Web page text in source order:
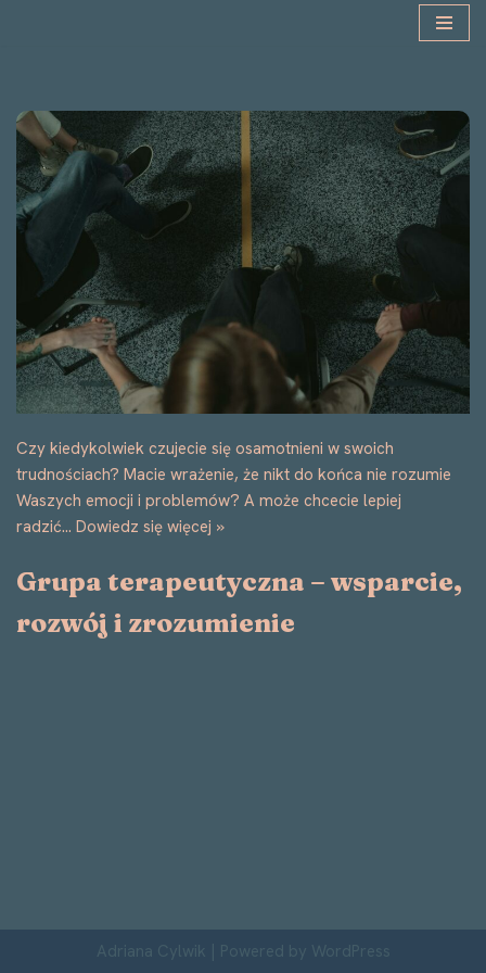
treści
Czy kiedykolwiek czujecie się osamotnieni w swoich
trudnościach? Macie wrażenie, że nikt do końca nie rozumie
Waszych emocji i problemów? A może chcecie lepiej
radzić… Dowiedz się więcej »
Grupa terapeutyczna – wsparcie,
rozwój i zrozumienie
Adriana Cylwik | Powered by WordPress